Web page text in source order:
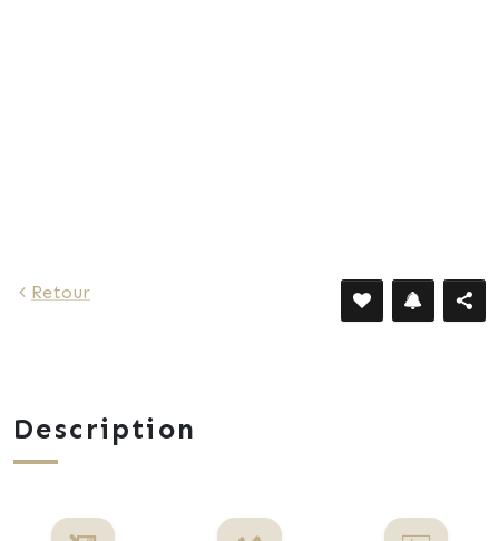
Retour
Description